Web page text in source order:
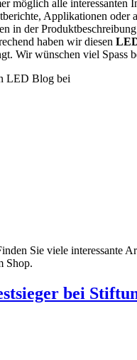
möglich alle interessanten
Applikationen oder
in der
haben wir diesen
Wir wünschen viel Spass
LED Blog bei
Sie viele interessante
Shop.
bei